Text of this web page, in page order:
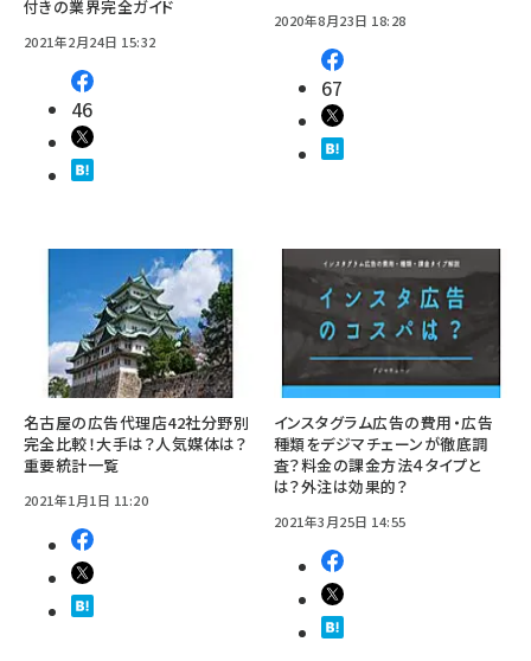
付きの業界完全ガイド
2021年2月24日 15:32
46
2020年8月23日 18:28
67
名古屋の広告代理店42社分野別
完全比較！大手は？人気媒体は？
重要統計一覧
2021年1月1日 11:20
インスタグラム広告の費用・広告
種類をデジマチェーンが徹底調
査？料金の課金方法４タイプと
は？外注は効果的？
2021年3月25日 14:55